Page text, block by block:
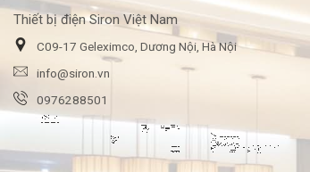
Thiết bị điện Siron Việt Nam
C09-17 Geleximco, Dương Nội, Hà Nội
info@siron.vn
0976288501